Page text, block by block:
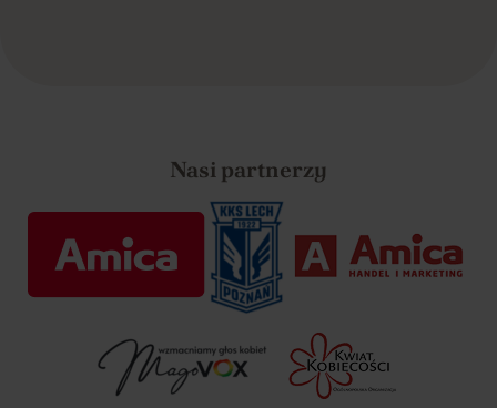
Nasi partnerzy